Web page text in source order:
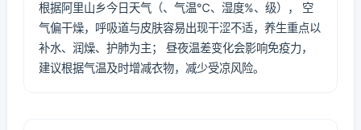
根据阿里山乡今日天气（、气温℃、湿度%、级）， 空
气偏干燥，呼吸道与皮肤容易出现干涩不适，养生重点以
补水、润燥、护肺为主； 昼夜温差变化会影响免疫力，
建议根据气温及时增减衣物，减少受凉风险。